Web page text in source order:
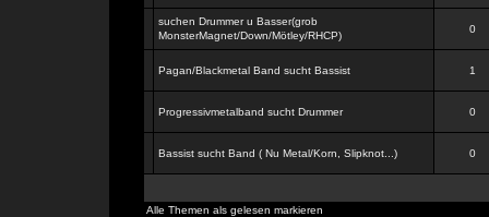
suchen Drummer u Basser(grob
MonsterMagnet/Down/Mötley/RHCP)
0
Pagan/Blackmetal Band sucht Bassist 1
Progressivmetalband sucht Drummer 0
Bassist sucht Band ( Nu Metal/Korn, Slipknot...) 0
Alle Themen als gelesen markieren